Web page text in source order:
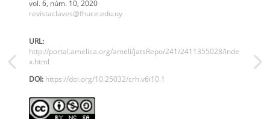
vol. 6
, núm. 10, 2020
revistaclaves@fhuce.edu.uy
URL:
http://portal.amelica.org/ameli/jatsRepo/241/2411355028/inde
x.html
DOI: https://doi.org/10.25032/crh.v6i10.1